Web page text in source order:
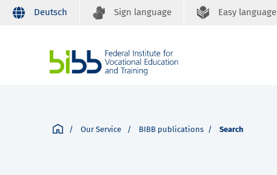
Deutsch Sign language Easy language
Our Service BIBB publications Search